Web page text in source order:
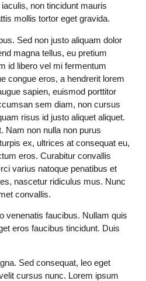
non tincidunt mauris
mollis tortor eget gravida.
Sed non justo aliquam dolor
magna tellus, eu pretium
id libero vel mi fermentum
congue eros, a hendrerit lorem
sapien, euismod porttitor
sem diam, non cursus
risus id justo aliquet aliquet.
Nam non nulla non purus
ex, ultrices at consequat eu,
eros. Curabitur convallis
varius natoque penatibus et
nascetur ridiculus mus. Nunc
convallis.
venenatis faucibus. Nullam quis
eros faucibus tincidunt. Duis
Sed consequat, leo eget
cursus nunc. Lorem ipsum